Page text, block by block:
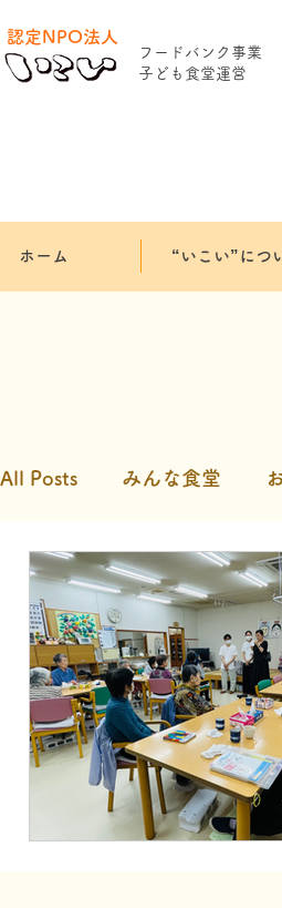
認定NPO法人
​フードバンク事業
​子ども食堂運営
ホーム “いこい”につ
All Posts みんな食堂
フードバンク 理事長